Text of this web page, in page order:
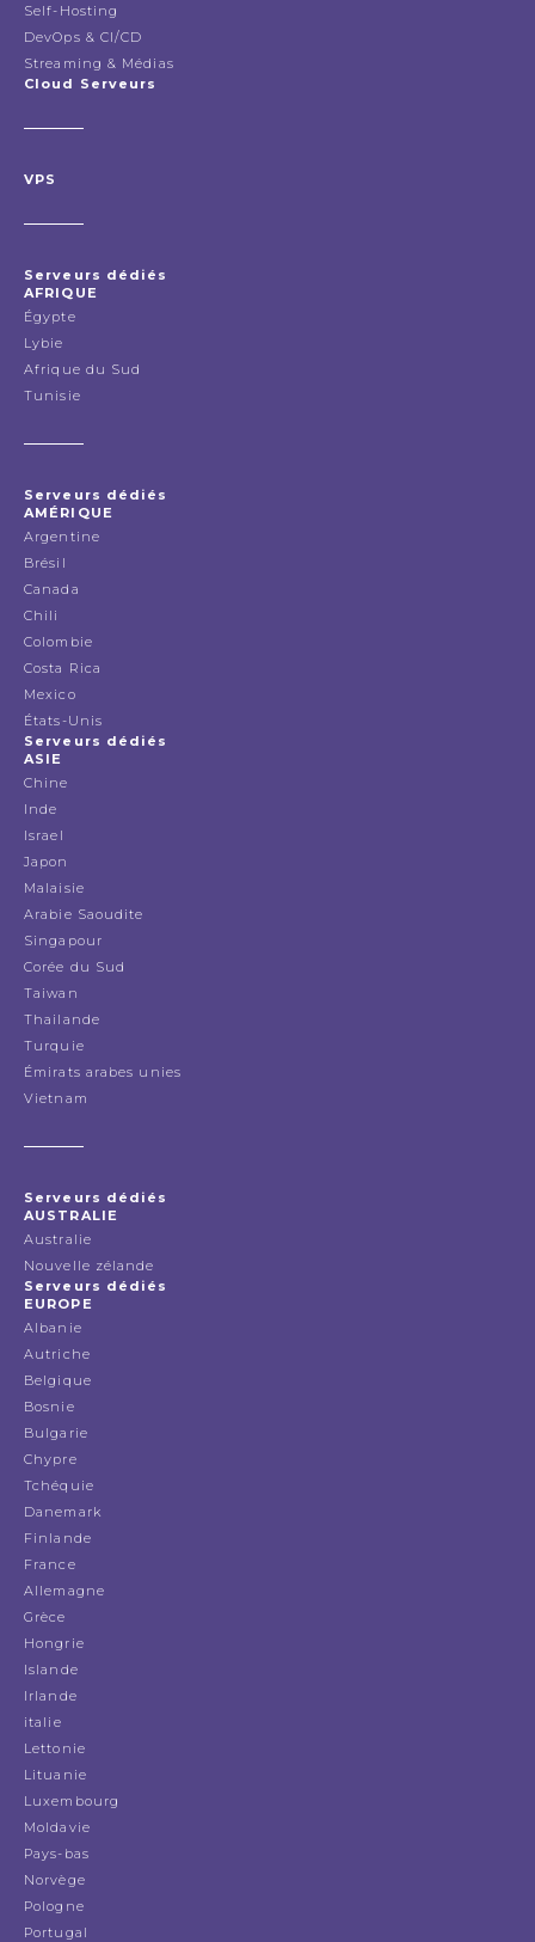
Self-Hosting
DevOps & CI/CD
Streaming & Médias
Cloud Serveurs
VPS
Serveurs dédiés
AFRIQUE
Égypte
Lybie
Afrique du Sud
Tunisie
Serveurs dédiés
AMÉRIQUE
Argentine
Brésil
Canada
Chili
Colombie
Costa Rica
Mexico
États-Unis
Serveurs dédiés
ASIE
Chine
Inde
Israel
Japon
Malaisie
Arabie Saoudite
Singapour
Corée du Sud
Taiwan
Thailande
Turquie
Émirats arabes unies
Vietnam
Serveurs dédiés
AUSTRALIE
Australie
Nouvelle zélande
Serveurs dédiés
EUROPE
Albanie
Autriche
Belgique
Bosnie
Bulgarie
Chypre
Tchéquie
Danemark
Finlande
France
Allemagne
Grèce
Hongrie
Islande
Irlande
italie
Lettonie
Lituanie
Luxembourg
Moldavie
Pays-bas
Norvège
Pologne
Portugal